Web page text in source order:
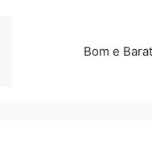
Bom e